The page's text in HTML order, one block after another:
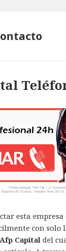
esta
con
Capitaldel